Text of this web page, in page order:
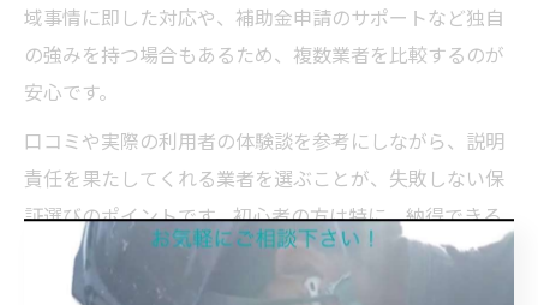
域事情に即した対応や、補助金申請のサポートなど独自
の強みを持つ場合もあるため、複数業者を比較するのが
安心です。
口コミや実際の利用者の体験談を参考にしながら、説明
責任を果たしてくれる業者を選ぶことが、失敗しない保
証選びのポイントです。初心者の方は特に、納得できる
まで質問し、十分な説明を受けてから契約することを心
がけましょう。